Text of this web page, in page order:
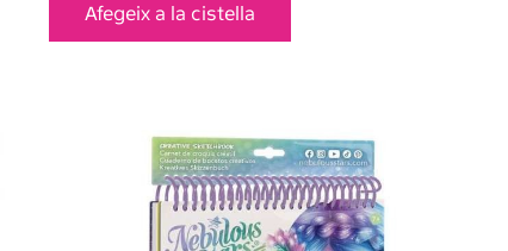
Afegeix a la cistella